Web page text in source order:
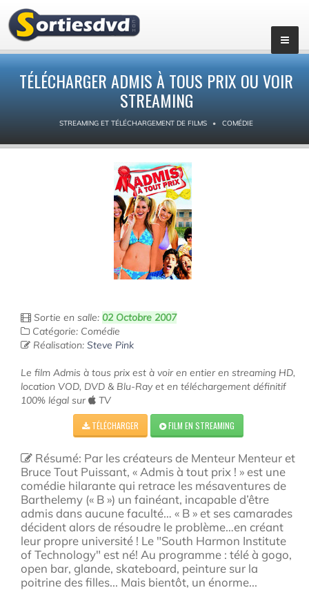
TÉLÉCHARGER ADMIS À TOUS PRIX OU VOIR
STREAMING
STREAMING ET TÉLÉCHARGEMENT DE FILMS COMÉDIE
Sortie en salle: 02 Octobre 2007
Catégorie: Comédie
Réalisation: Steve Pink
Le film Admis à tous prix est à voir en entier en streaming HD,
location VOD, DVD & Blu-Ray et en téléchargement définitif
100% légal sur
TV
TÉLÉCHARGER FILM EN STREAMING
Résumé: Par les créateurs de Menteur Menteur et
Bruce Tout Puissant, « Admis à tout prix ! » est une
comédie hilarante qui retrace les mésaventures de
Barthelemy (« B ») un fainéant, incapable d’être
admis dans aucune faculté… « B » et ses camarades
décident alors de résoudre le problème…en créant
leur propre université ! Le "South Harmon Institute
of Technology" est né! Au programme : télé à gogo,
open bar, glande, skateboard, peinture sur la
poitrine des filles... Mais bientôt, un énorme...